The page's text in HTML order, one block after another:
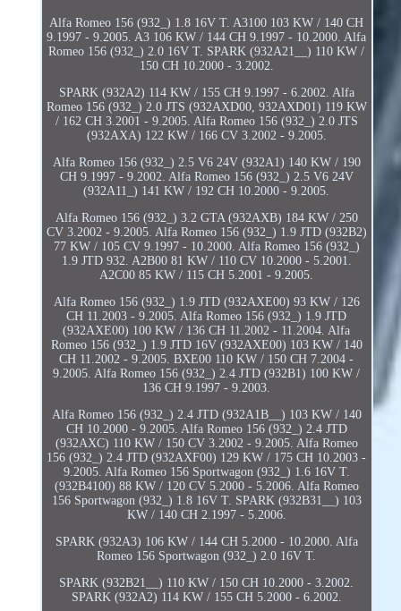
Alfa Romeo 156 (932_) 1.8 16V T. A3100 103 KW / 140 CH
9.1997 - 9.2005. A3 106 KW / 144 CH 9.1997 - 10.2000. Alfa
Romeo 156 (932_) 2.0 16V T. SPARK (932A21__) 110 KW /
150 CH 10.2000 - 3.2002.
SPARK (932A2) 114 KW / 155 CH 9.1997 - 6.2002. Alfa
Romeo 156 (932_) 2.0 JTS (932AXD00, 932AXD01) 119 KW
/ 162 CH 3.2001 - 9.2005. Alfa Romeo 156 (932_) 2.0 JTS
(932AXA) 122 KW / 166 CV 3.2002 - 9.2005.
Alfa Romeo 156 (932_) 2.5 V6 24V (932A1) 140 KW / 190
CH 9.1997 - 9.2002. Alfa Romeo 156 (932_) 2.5 V6 24V
(932A11_) 141 KW / 192 CH 10.2000 - 9.2005.
Alfa Romeo 156 (932_) 3.2 GTA (932AXB) 184 KW / 250
CV 3.2002 - 9.2005. Alfa Romeo 156 (932_) 1.9 JTD (932B2)
77 KW / 105 CV 9.1997 - 10.2000. Alfa Romeo 156 (932_)
1.9 JTD 932. A2B00 81 KW / 110 CV 10.2000 - 5.2001.
A2C00 85 KW / 115 CH 5.2001 - 9.2005.
Alfa Romeo 156 (932_) 1.9 JTD (932AXE00) 93 KW / 126
CH 11.2003 - 9.2005. Alfa Romeo 156 (932_) 1.9 JTD
(932AXE00) 100 KW / 136 CH 11.2002 - 11.2004. Alfa
Romeo 156 (932_) 1.9 JTD 16V (932AXE00) 103 KW / 140
CH 11.2002 - 9.2005. BXE00 110 KW / 150 CH 7.2004 -
9.2005. Alfa Romeo 156 (932_) 2.4 JTD (932B1) 100 KW /
136 CH 9.1997 - 9.2003.
Alfa Romeo 156 (932_) 2.4 JTD (932A1B__) 103 KW / 140
CH 10.2000 - 9.2005. Alfa Romeo 156 (932_) 2.4 JTD
(932AXC) 110 KW / 150 CV 3.2002 - 9.2005. Alfa Romeo
156 (932_) 2.4 JTD (932AXF00) 129 KW / 175 CH 10.2003 -
9.2005. Alfa Romeo 156 Sportwagon (932_) 1.6 16V T.
(932B4100) 88 KW / 120 CV 5.2000 - 5.2006. Alfa Romeo
156 Sportwagon (932_) 1.8 16V T. SPARK (932B31__) 103
KW / 140 CH 2.1997 - 5.2006.
SPARK (932A3) 106 KW / 144 CH 5.2000 - 10.2000. Alfa
Romeo 156 Sportwagon (932_) 2.0 16V T.
SPARK (932B21__) 110 KW / 150 CH 10.2000 - 3.2002.
SPARK (932A2) 114 KW / 155 CH 5.2000 - 6.2002.